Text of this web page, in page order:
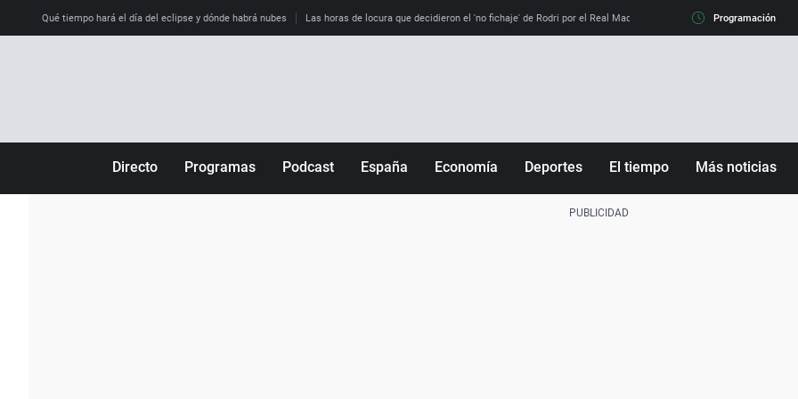
Qué tiempo hará el día del eclipse y dónde habrá nubes Las horas de locura que decidieron el 'no fichaje' de Rodri por el Real Madrid y su 'sí' al Barça La llamada
Programación
Directo Programas Podcast España Economía Deportes El tiempo Más noticias